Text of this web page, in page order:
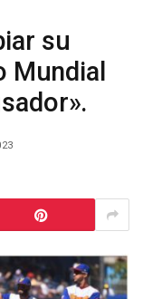
su
Mundial